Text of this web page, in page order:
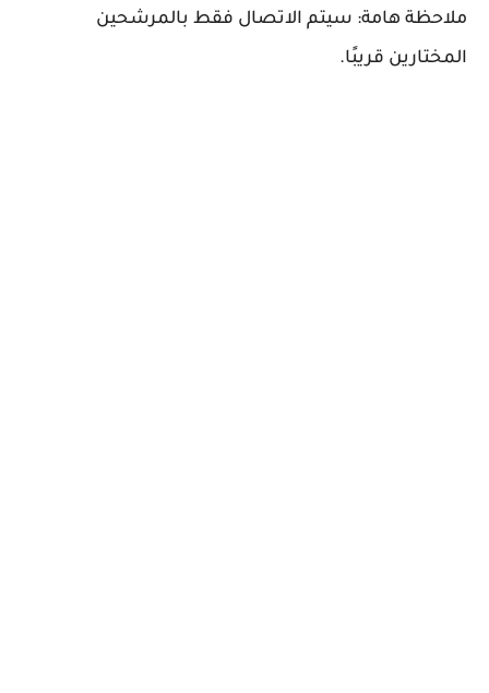
ملاحظة هامة: سيتم الاتصال فقط بالمرشحين
المختارين قريبًا.